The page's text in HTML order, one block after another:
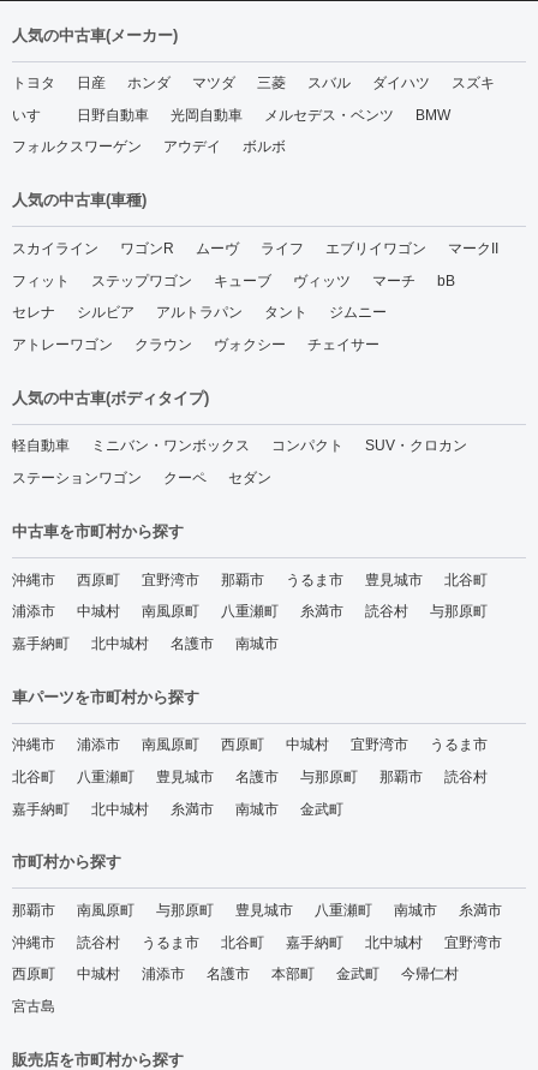
人気の中古車(メーカー)
トヨタ 日産 ホンダ マツダ 三菱 スバル ダイハツ
スズキ
いすゞ
日野自動車 光岡自動車 メルセデス・ベンツ
BMW
フォルクスワーゲン
アウデイ ボルボ
人気の中古車(車種)
スカイライン ワゴンR ムーヴ ライフ エブリイワゴン
マークII
フィット
ステップワゴン キューブ ヴィッツ マーチ
bB
セレナ
シルビア アルトラパン タント
ジムニー
アトレーワゴン
クラウン ヴォクシー チェイサー
人気の中古車(ボディタイプ)
軽自動車 ミニバン・ワンボックス コンパクト
SUV・クロカン
ステーションワゴン
クーペ セダン
中古車を市町村から探す
沖縄市 西原町 宜野湾市 那覇市 うるま市 豊見城市
北谷町
浦添市
中城村 南風原町 八重瀬町 糸満市 読谷村
与那原町
嘉手納町
北中城村 名護市 南城市
車パーツを市町村から探す
沖縄市 浦添市 南風原町 西原町 中城村 宜野湾市
うるま市
北谷町
八重瀬町 豊見城市 名護市 与那原町 那覇市
読谷村
嘉手納町
北中城村 糸満市 南城市 金武町
市町村から探す
那覇市 南風原町 与那原町 豊見城市 八重瀬町 南城市
糸満市
沖縄市
読谷村 うるま市 北谷町 嘉手納町 北中城村
宜野湾市
西原町
中城村 浦添市 名護市 本部町 金武町
今帰仁村
宮古島
販売店を市町村から探す